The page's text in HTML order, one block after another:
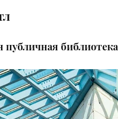
публичная библиотека